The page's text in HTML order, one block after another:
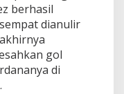
berhasil
dianulir
gol
di